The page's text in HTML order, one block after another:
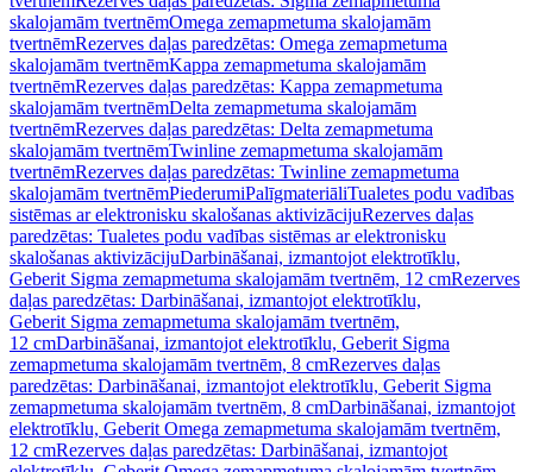
skalojamām tvertnēmOmega zemapmetuma skalojamām
tvertnēmRezerves daļas paredzētas: Omega zemapmetuma
skalojamām tvertnēmKappa zemapmetuma skalojamām
tvertnēmRezerves daļas paredzētas: Kappa zemapmetuma
skalojamām tvertnēmDelta zemapmetuma skalojamām
tvertnēmRezerves daļas paredzētas: Delta zemapmetuma
skalojamām tvertnēmTwinline zemapmetuma skalojamām
tvertnēmRezerves daļas paredzētas: Twinline zemapmetuma
skalojamām tvertnēmPiederumiPalīgmateriāliTualetes podu vadības
sistēmas ar elektronisku skalošanas aktivizācijuRezerves daļas
paredzētas: Tualetes podu vadības sistēmas ar elektronisku
skalošanas aktivizācijuDarbināšanai, izmantojot elektrotīklu,
Geberit Sigma zemapmetuma skalojamām tvertnēm, 12 cmRezerves
daļas paredzētas: Darbināšanai, izmantojot elektrotīklu,
Geberit Sigma zemapmetuma skalojamām tvertnēm,
12 cmDarbināšanai, izmantojot elektrotīklu, Geberit Sigma
zemapmetuma skalojamām tvertnēm, 8 cmRezerves daļas
paredzētas: Darbināšanai, izmantojot elektrotīklu, Geberit Sigma
zemapmetuma skalojamām tvertnēm, 8 cmDarbināšanai, izmantojot
elektrotīklu, Geberit Omega zemapmetuma skalojamām tvertnēm,
12 cmRezerves daļas paredzētas: Darbināšanai, izmantojot